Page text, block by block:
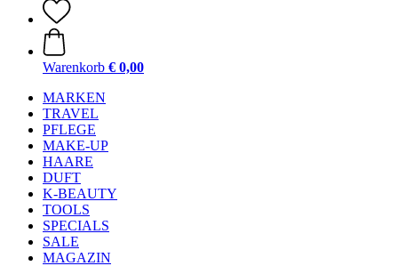
Warenkorb € 0,00
MARKEN
TRAVEL
PFLEGE
MAKE-UP
HAARE
DUFT
K-BEAUTY
TOOLS
SPECIALS
SALE
MAGAZIN